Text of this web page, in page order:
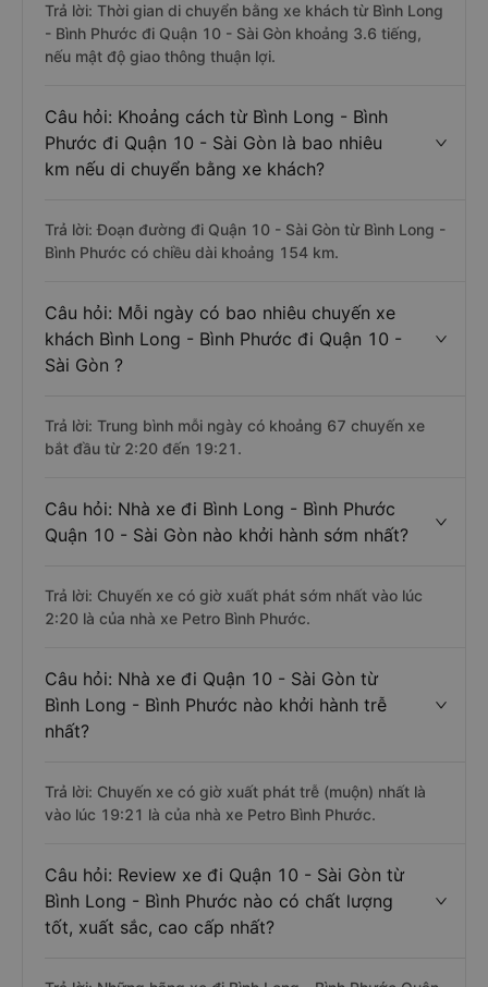
Trả lời: Thời gian di chuyển bằng xe khách từ Bình Long
- Bình Phước đi Quận 10 - Sài Gòn khoảng 3.6 tiếng,
nếu mật độ giao thông thuận lợi.
Câu hỏi: Khoảng cách từ Bình Long - Bình
Phước đi Quận 10 - Sài Gòn là bao nhiêu
km nếu di chuyển bằng xe khách?
Trả lời: Đoạn đường đi Quận 10 - Sài Gòn từ Bình Long -
Bình Phước có chiều dài khoảng 154 km.
Câu hỏi: Mỗi ngày có bao nhiêu chuyến xe
khách Bình Long - Bình Phước đi Quận 10 -
Sài Gòn ?
Trả lời: Trung bình mỗi ngày có khoảng 67 chuyến xe
bắt đầu từ 2:20 đến 19:21.
Câu hỏi: Nhà xe đi Bình Long - Bình Phước
Quận 10 - Sài Gòn nào khởi hành sớm nhất?
Trả lời: Chuyến xe có giờ xuất phát sớm nhất vào lúc
2:20 là của nhà xe Petro Bình Phước.
Câu hỏi: Nhà xe đi Quận 10 - Sài Gòn từ
Bình Long - Bình Phước nào khởi hành trễ
nhất?
Trả lời: Chuyến xe có giờ xuất phát trễ (muộn) nhất là
vào lúc 19:21 là của nhà xe Petro Bình Phước.
Câu hỏi: Review xe đi Quận 10 - Sài Gòn từ
Bình Long - Bình Phước nào có chất lượng
tốt, xuất sắc, cao cấp nhất?